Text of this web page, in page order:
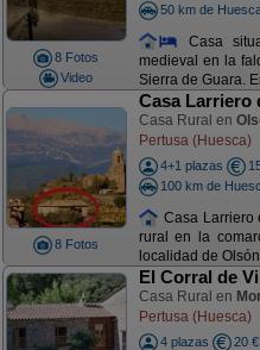
8 Fotos
Video
50 km de
Casa
medieval en la
Sierra de Guara.
8 Fotos
Casa Larriero
Casa Rural en
Pertusa (Huesca)
4+1 plazas
100 km de
Casa Larriero
rural en la
localidad de
El Corral de
Casa Rural en
Pertusa (Huesca)
4 plazas
20 €